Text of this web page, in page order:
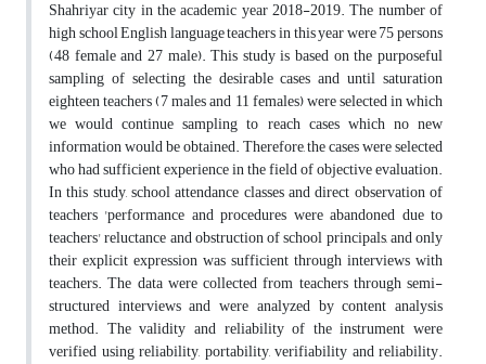
Shahriyar city in the academic year 2018-2019. The number of
high school English language teachers in this year were 75 persons
(48 female and 27 male). This study is based on the purposeful
sampling of selecting the desirable cases and until saturation
eighteen teachers (7 males and 11 females) were selected in which
we would continue sampling to reach cases which no new
information would be obtained. Therefore, the cases were selected
who had sufficient experience in the field of objective evaluation.
In this study, school attendance classes and direct observation of
teachers 'performance and procedures were abandoned due to
teachers' reluctance and obstruction of school principals, and only
their explicit expression was sufficient through interviews with
teachers. The data were collected from teachers through semi-
structured interviews and were analyzed by content analysis
method. The validity and reliability of the instrument were
verified using reliability, portability, verifiability and reliability.